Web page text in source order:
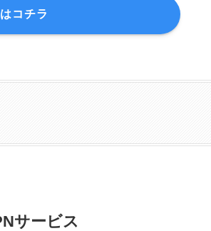
コチラ
サービス